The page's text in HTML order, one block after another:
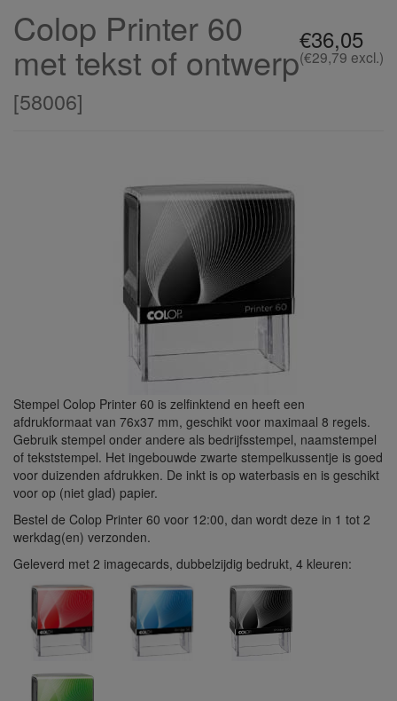
€36,05
(€29,79 excl.)
Colop Printer 60
met tekst of ontwerp
[58006]
Stempel Colop Printer 60 is zelfinktend en heeft een
afdrukformaat van 76x37 mm, geschikt voor maximaal 8 regels.
Gebruik stempel onder andere als bedrijfsstempel, naamstempel
of tekststempel. Het ingebouwde zwarte stempelkussentje is goed
voor duizenden afdrukken. De inkt is op waterbasis en is geschikt
voor op (niet glad) papier.
Bestel de Colop Printer 60 voor 12:00, dan wordt deze in 1 tot 2
werkdag(en) verzonden.
Geleverd met 2 imagecards, dubbelzijdig bedrukt, 4 kleuren: